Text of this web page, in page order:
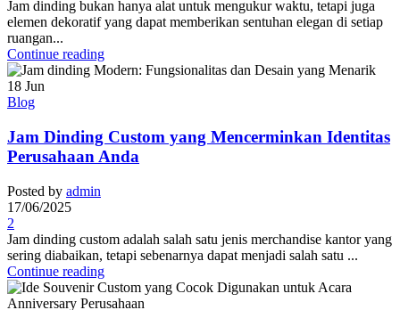
Jam dinding bukan hanya alat untuk mengukur waktu, tetapi juga
elemen dekoratif yang dapat memberikan sentuhan elegan di setiap
ruangan...
Continue reading
18 Jun
Blog
Jam Dinding Custom yang Mencerminkan Identitas
Perusahaan Anda
Posted by admin
17/06/2025
2
Jam dinding custom adalah salah satu jenis merchandise kantor yang
sering diabaikan, tetapi sebenarnya dapat menjadi salah satu ...
Continue reading